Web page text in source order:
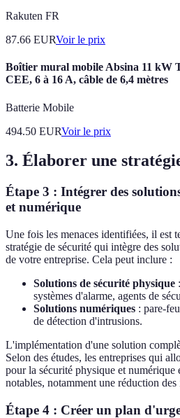
Rakuten FR
87.66 EURVoir le prix
Boîtier mural mobile Absina 11 kW
CEE, 6 à 16 A, câble de 6,4 mètres
Batterie Mobile
494.50 EURVoir le prix
3. Élaborer une
Étape 3 : Intégrer des
et numérique
Une fois les menaces identifiées, il est
stratégie de sécurité qui intègre des
de votre entreprise. Cela peut inclure :
Solutions de sécurité physique
systèmes d'alarme, agents de
Solutions numériques : pare-
de détection d'intrusions.
L'implémentation d'une solution
Selon des études, les entreprises qui
pour la sécurité physique et numérique
notables, notamment une réduction
Étape 4 : Créer un plan